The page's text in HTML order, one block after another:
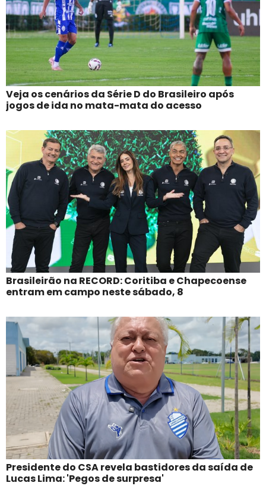
Veja os cenários da Série D do Brasileiro após
jogos de ida no mata-mata do acesso
Brasileirão na RECORD: Coritiba e Chapecoense
entram em campo neste sábado, 8
Presidente do CSA revela bastidores da saída de
Lucas Lima: 'Pegos de surpresa'